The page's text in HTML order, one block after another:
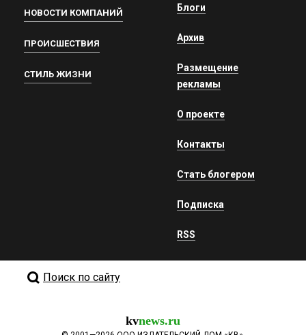
НОВОСТИ КОМПАНИЙ
ПРОИСШЕСТВИЯ
СТИЛЬ ЖИЗНИ
Блоги
Архив
Размещение
рекламы
О проекте
Контакты
Стать блогером
Подписка
RSS
Поиск по сайту
kvnews.ru